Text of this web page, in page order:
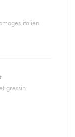
italien
gressin